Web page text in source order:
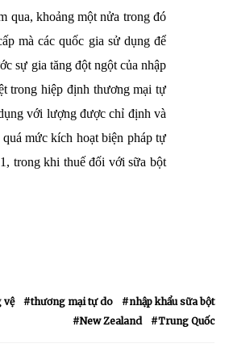
qua, khoảng một nửa trong đó
mà các quốc gia sử dụng để
sự gia tăng đột ngột của nhập
trong hiệp định thương mại tự
với lượng được chỉ định và
mức kích hoạt biện pháp tự
trong khi thuế đối với sữa bột
vệ thương mại tự do
nhập khẩu sữa bột
New Zealand
Trung Quốc